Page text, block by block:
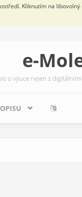
Kliknutím na libovolný
e-
o výuce nejen s